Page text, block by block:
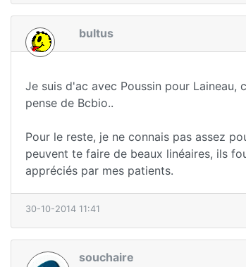
bultus
Je suis d'ac avec Poussin pour
pense de Bcbio..
Pour le reste, je ne connais pas assez
peuvent te faire de beaux linéaires, ils
appréciés par mes patients.
30-10-2014 11:41
souchaire